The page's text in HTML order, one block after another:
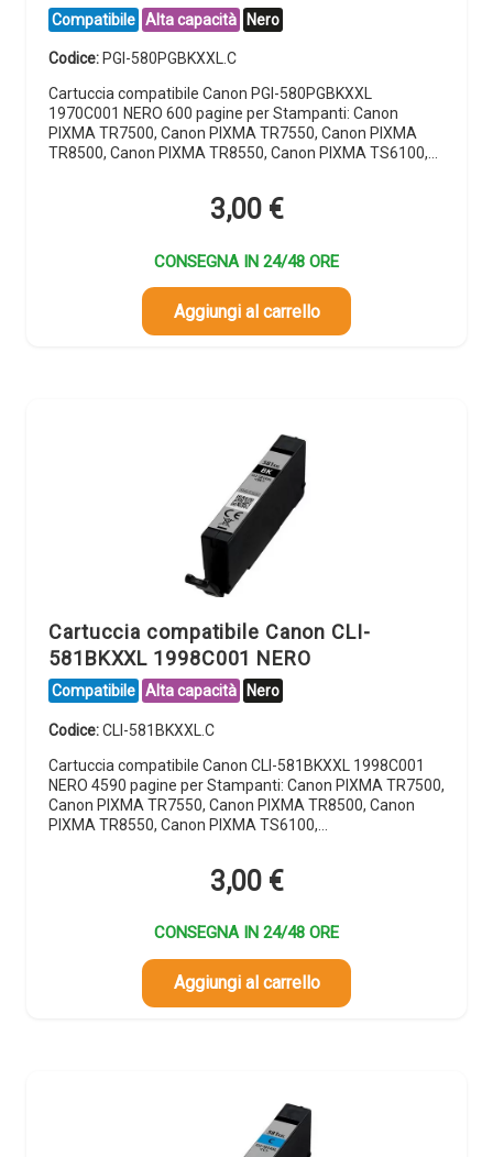
Compatibile Alta capacità Nero
Codice: PGI-580PGBKXXL.C
Cartuccia compatibile Canon PGI-580PGBKXXL
1970C001 NERO 600 pagine per Stampanti: Canon
PIXMA TR7500, Canon PIXMA TR7550, Canon PIXMA
TR8500, Canon PIXMA TR8550, Canon PIXMA TS6100,…
3,00 €
CONSEGNA IN 24/48 ORE
Aggiungi al carrello
Cartuccia compatibile Canon CLI-
581BKXXL 1998C001 NERO
Compatibile Alta capacità Nero
Codice:CLI-581BKXXL.C
Cartuccia compatibile Canon CLI-581BKXXL 1998C001
NERO 4590 pagine per Stampanti: Canon PIXMA TR7500,
Canon PIXMA TR7550, Canon PIXMA TR8500, Canon
PIXMA TR8550, Canon PIXMA TS6100,…
3,00 €
CONSEGNA IN 24/48 ORE
Aggiungi al carrello